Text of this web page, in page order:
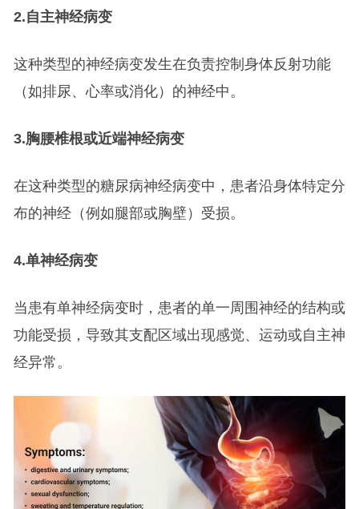
2.自主神经病变
这种类型的神经病变发生在负责控制身体反射功能
（如排尿、心率或消化）的神经中。
3.胸腰椎根或近端神经病变
在这种类型的糖尿病神经病变中，患者沿身体特定分
布的神经（例如腿部或胸壁）受损。
4.单神经病变
当患有单神经病变时，患者的单一周围神经的结构或
功能受损，导致其支配区域出现感觉、运动或自主神
经异常。